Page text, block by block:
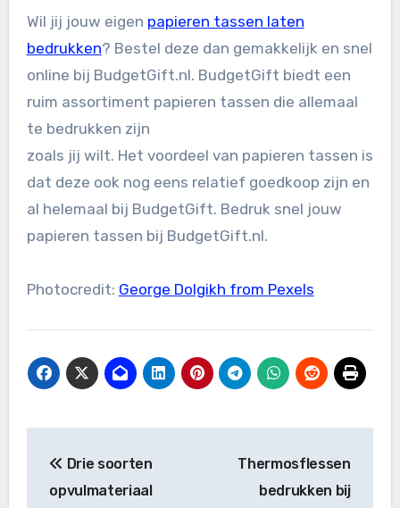
Wil jij jouw eigen papieren tassen laten
bedrukken? Bestel deze dan gemakkelijk en snel
online bij BudgetGift.nl. BudgetGift biedt een
ruim assortiment papieren tassen die allemaal
te bedrukken zijn
zoals jij wilt. Het voordeel van papieren tassen is
dat deze ook nog eens relatief goedkoop zijn en
al helemaal bij BudgetGift. Bedruk snel jouw
papieren tassen bij BudgetGift.nl.
Photocredit: George Dolgikh from Pexels
navigatie
Drie soorten
opvulmateriaal
Thermosflessen
bedrukken bij